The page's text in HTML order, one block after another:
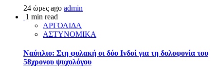
24 ώρες ago admin
1 min read
ΑΡΓΟΛΙΔΑ
ΑΣΤΥΝΟΜΙΚΑ
Ναύπλιο: Στη φυλακή οι δύο Ινδοί για τη δολοφονία του
58χρονου ψυχολόγου